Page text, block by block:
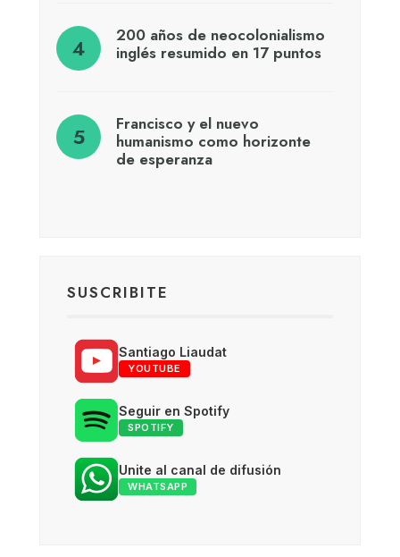
200 años de neocolonialismo
inglés resumido en 17 puntos
Francisco y el nuevo
humanismo como horizonte
de esperanza
SUSCRIBITE
Santiago Liaudat
YOUTUBE
Seguir en Spotify
SPOTIFY
Unite al canal de difusión
WHATSAPP